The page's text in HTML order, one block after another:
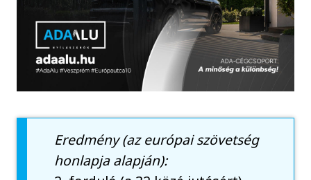
Eredmény (az európai szövetség
honlapja alapján):